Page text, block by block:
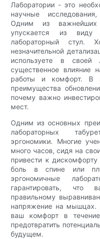
Лаборатории - это
научные
Одним из важнейших
упускается из
лабораторный стул.
незначительной
используете в своей
существенное влияние
работы и комфорт. В
преимущества
почему важно
мест.
Одним из основных
лабораторных
эргономики. Многие
много часов, сидя на
привести к
боль в спине или
эргономичные
гарантировать, что
правильному
напряжение на мышцах.
ваш комфорт в
предотвратить
будущем.